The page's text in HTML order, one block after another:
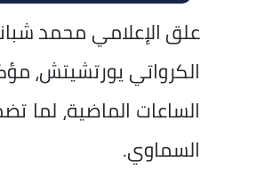
علق الإعلامي محمد
الكرواتي يورتشيتش،
الساعات الماضية، لما
السماوي.